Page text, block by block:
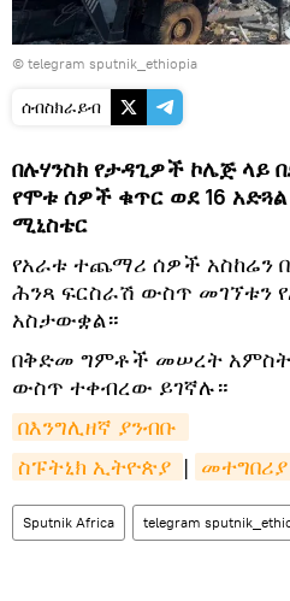
© telegram sputnik_ethiopia
ሰብስክራይብ
በሉሃንስክ የታዳጊዎች ኮሌጅ ላይ
የሞቱ ሰዎች ቁጥር ወደ 16
ሚኒስቴር
​የአራቱ ተጨማሪ ሰዎች አስከሬን
ሕንጻ ፍርስራሽ ውስጥ መገኘቱን
አስታውቋል።
​በቅድመ ግምቶች መሠረት
ውስጥ ተቀብረው ይገኛሉ።
በእንግሊዘኛ ያንብቡ
ስፑትኒክ ኢትዮጵያ | መተግበሪያ
Sputnik Africa telegram